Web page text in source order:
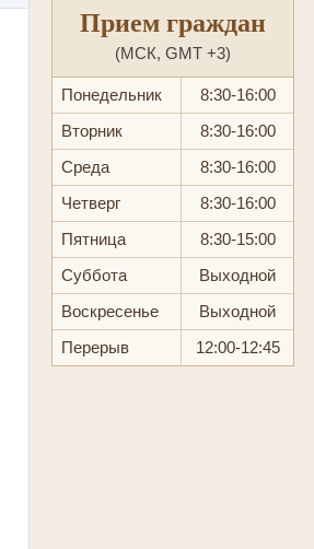
Прием граждан
(МСК, GMT +3)
Понедельник
8:30-16:00
Вторник
8:30-16:00
Среда
8:30-16:00
Четверг
8:30-16:00
Пятница
8:30-15:00
Суббота
Выходной
Воскресенье
Выходной
Перерыв
12:00-12:45